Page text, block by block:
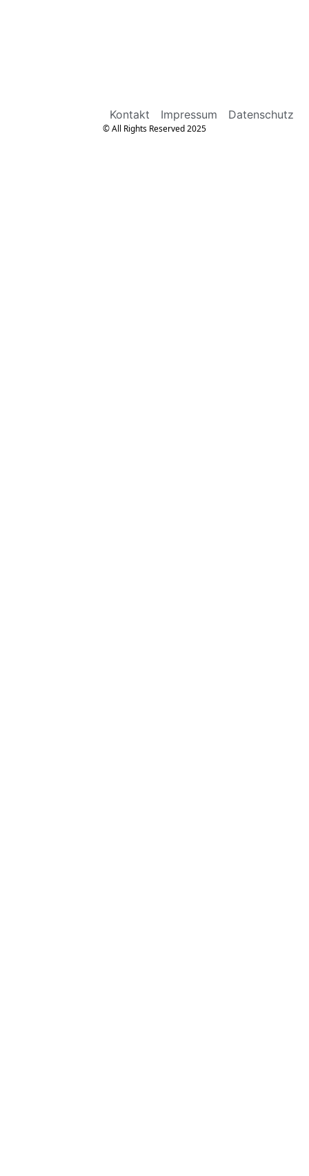
Kontakt Impressum Datenschutz
© All Rights Reserved 2025